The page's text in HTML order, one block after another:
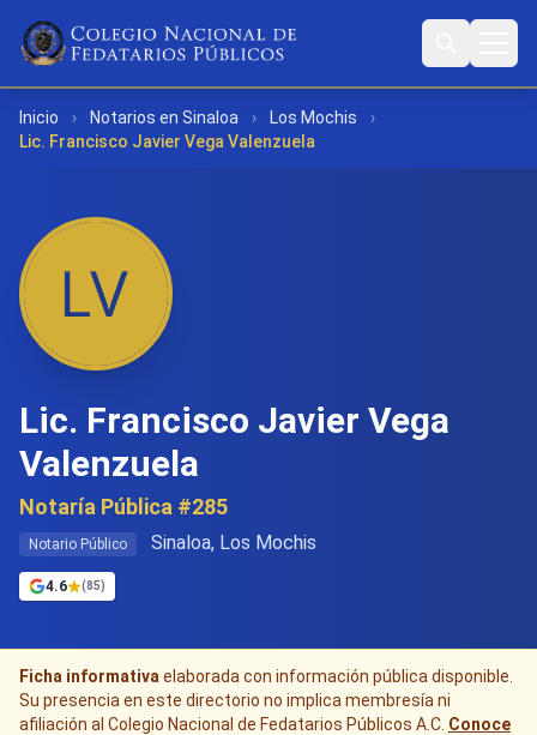
Inicio › Notarios en Sinaloa › Los Mochis
›
Lic. Francisco Javier Vega Valenzuela
Lic. Francisco Javier Vega
Valenzuela
Notaría Pública #285
Notario Público Sinaloa, Los Mochis
4.6 (85)
Ficha informativa elaborada con información pública disponible.
Su presencia en este directorio no implica membresía ni
afiliación al Colegio Nacional de Fedatarios Públicos A.C. Conoce